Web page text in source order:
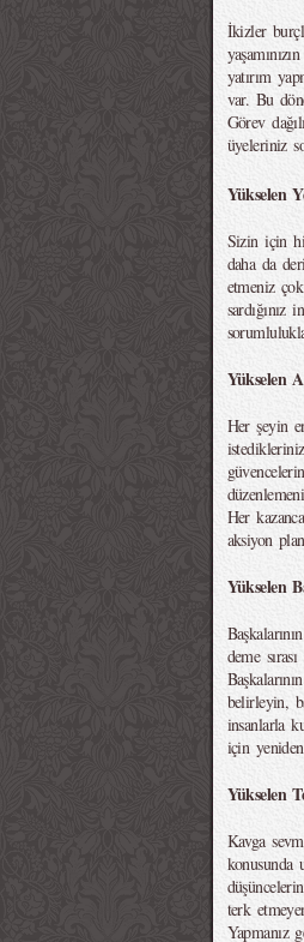
İkizler
yatırım
var. Bu
Görev
üyeleriniz
Yükselen
Sizin için
daha da
etmeniz
sardığınız
Yükselen
Her şeyin
Her
aksiyon
Yükselen
deme
belirleyin,
insanlarla
için
Yükselen
Kavga
konusunda
terk
Yapmanız